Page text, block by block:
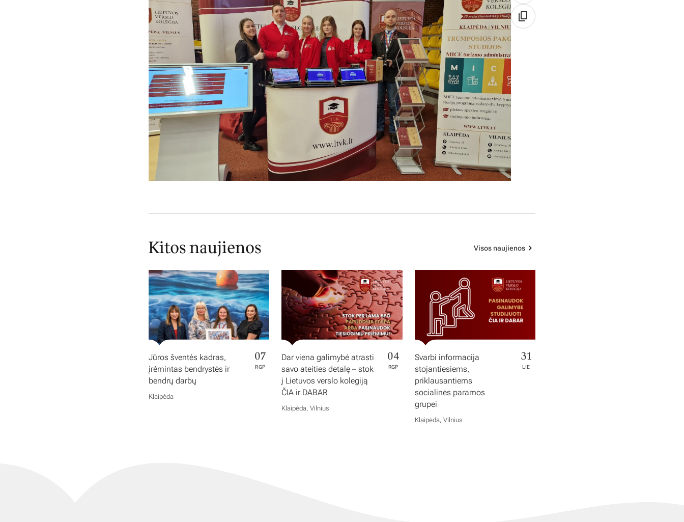
Kitos naujienos Visos naujienos
Jūros šventės kadras,
įrėmintas bendrystės ir
bendrų darbų
07
RGP
Klaipėda
Dar viena galimybė atrasti
savo ateities detalę – stok
į Lietuvos verslo kolegiją
ČIA ir DABAR
04
RGP
Klaipėda, Vilnius
Svarbi informacija
stojantiesiems,
priklausantiems
socialinės paramos
grupei
31
LIE
Klaipėda, Vilnius